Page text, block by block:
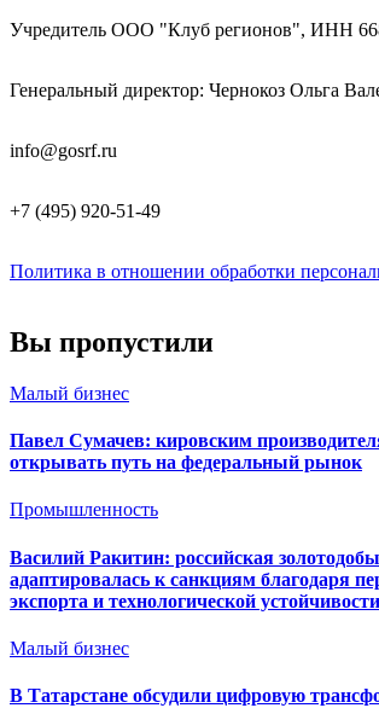
Учредитель ООО "Клуб регионов", ИНН
Генеральный директор: Чернокоз Ольга
info@gosrf.ru
+7 (495) 920-51-49
Политика в отношении обработки
Вы пропустили
Малый бизнес
Павел Сумачев: кировским
открывать путь на федеральный рынок
Промышленность
Василий Ракитин: российская
адаптировалась к санкциям благодаря
экспорта и технологической устойчивости
Малый бизнес
В Татарстане обсудили цифровую